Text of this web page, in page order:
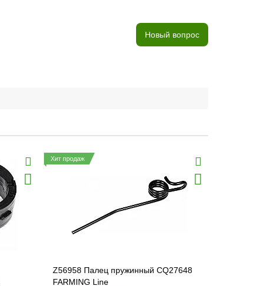
Новый вопрос
Хит продаж
Z56958 Палец пружинный CQ27648
FARMING Line